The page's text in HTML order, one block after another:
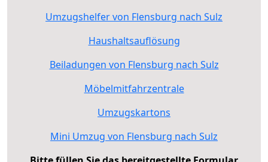
Umzugshelfer von Flensburg nach Sulz
Haushaltsauflösung
Beiladungen von Flensburg nach Sulz
Möbelmitfahrzentrale
Umzugskartons
Mini Umzug von Flensburg nach Sulz